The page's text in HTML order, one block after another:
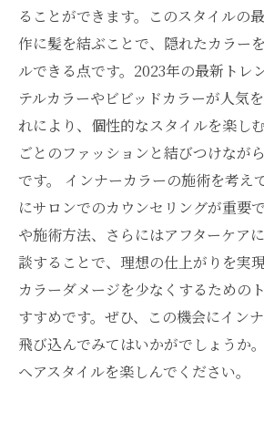
新たなヘアスタイルの探求：
未来を切り開こう
ることができます。このスタイルの
作に髪を結ぶことで、隠れたカラー
ルできる点です。2023年の最新トレ
テルカラーやビビッドカラーが人気
れにより、個性的なスタイルを楽し
ごとのファッションと結びつけなが
です。 インナーカラーの施術を考え
にサロンでのカウンセリングが重要
や施術方法、さらにはアフターケア
談することで、理想の仕上がりを実
カラーダメージを少なくするための
すすめです。ぜひ、この機会にイン
飛び込んでみてはいかがでしょうか
ヘアスタイルを楽しんでください。